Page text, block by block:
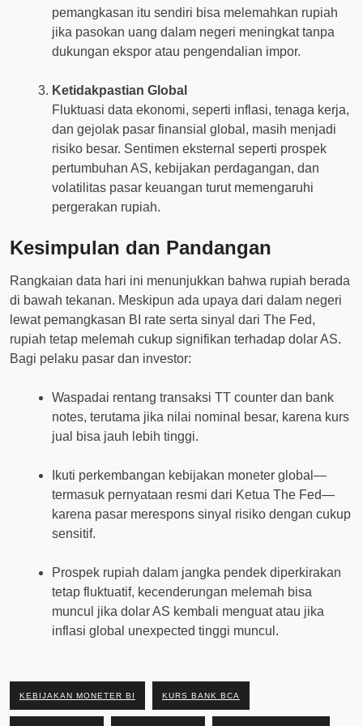
pemangkasan itu sendiri bisa melemahkan rupiah
jika pasokan uang dalam negeri meningkat tanpa
dukungan ekspor atau pengendalian impor.
Ketidakpastian Global
Fluktuasi data ekonomi, seperti inflasi, tenaga kerja,
dan gejolak pasar finansial global, masih menjadi
risiko besar. Sentimen eksternal seperti prospek
pertumbuhan AS, kebijakan perdagangan, dan
volatilitas pasar keuangan turut memengaruhi
pergerakan rupiah.
Kesimpulan dan Pandangan
Rangkaian data hari ini menunjukkan bahwa rupiah berada
di bawah tekanan. Meskipun ada upaya dari dalam negeri
lewat pemangkasan BI rate serta sinyal dari The Fed,
rupiah tetap melemah cukup signifikan terhadap dolar AS.
Bagi pelaku pasar dan investor:
Waspadai rentang transaksi TT counter dan bank
notes, terutama jika nilai nominal besar, karena kurs
jual bisa jauh lebih tinggi.
Ikuti perkembangan kebijakan moneter global—
termasuk pernyataan resmi dari Ketua The Fed—
karena pasar merespons sinyal risiko dengan cukup
sensitif.
Prospek rupiah dalam jangka pendek diperkirakan
tetap fluktuatif, kecenderungan melemah bisa
muncul jika dolar AS kembali menguat atau jika
inflasi global unexpected tinggi muncul.
KEBIJAKAN MONETER BI KURS BANK BCA